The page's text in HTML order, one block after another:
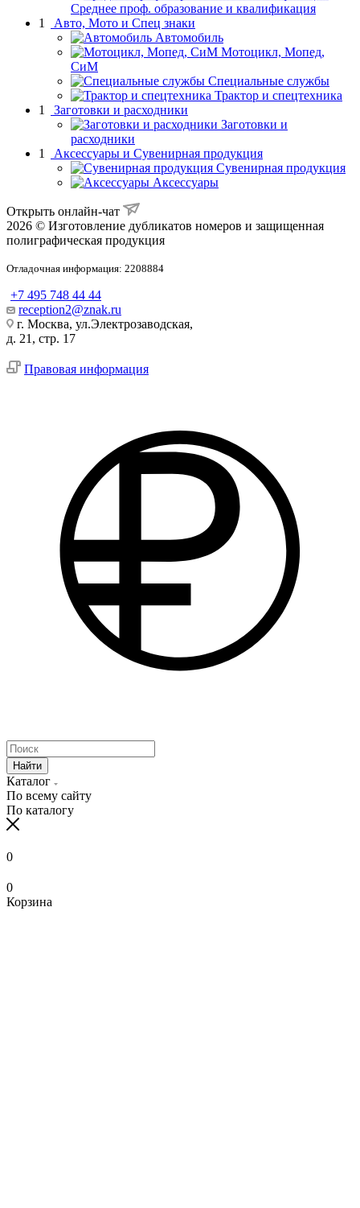
Среднее проф. образование и квалификация
1
Авто, Мото и Спец знаки
Автомобиль
Мотоцикл, Мопед,
СиМ
Специальные службы
Трактор и спецтехника
1
Заготовки и расходники
Заготовки и
расходники
1
Аксессуары и Сувенирная продукция
Сувенирная продукция
Аксессуары
Открыть онлайн-чат
2026 © Изготовление дубликатов номеров и защищенная
полиграфическая продукция
Отладочная информация: 2208884
+7 495 748 44 44
reception2@znak.ru
г. Москва, ул.Электрозаводская,
д. 21, стр. 17
Правовая информация
Найти
Каталог
По всему сайту
По каталогу
0
0
Корзина